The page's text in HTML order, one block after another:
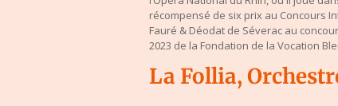
récompensé de six prix au Concours
Fauré & Déodat de Séverac au
2023 de la Fondation de la Vocation
La Follia,